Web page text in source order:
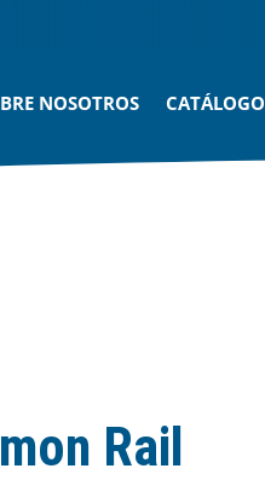
NOSOTROS CATÁLOGO
Rail